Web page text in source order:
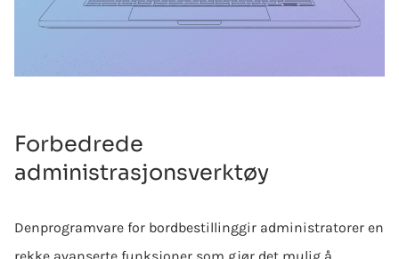
Forbedrede
administrasjonsverktøy
Denprogramvare for bordbestillinggir administratorer en